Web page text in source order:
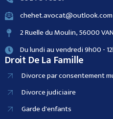
chehet.avocat@outlook.com
2 Ruelle du Moulin, 56000
Du lundi au vendredi 9h00 -
Droit De La Famille
Divorce par consentement
Divorce judiciaire
Garde d'enfants